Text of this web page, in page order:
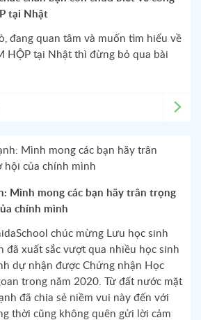
tại Nhật
đang quan tâm và muốn tìm hiểu về
HỘP tại Nhật thì đừng bỏ qua bài
Mình mong các bạn hãy trân trọng
chính mình
chúc mừng Lưu học sinh
đã xuất sắc vượt qua nhiều học sinh
dự nhận được Chứng nhận Học
trong năm 2020. Từ đất nước mặt
đã chia sẻ niềm vui này đến với
thời cũng không quên gửi lời cảm